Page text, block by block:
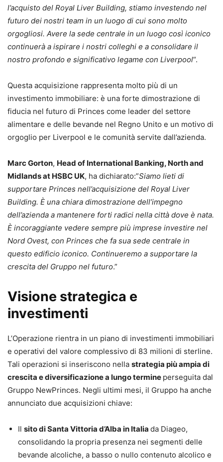
l’acquisto del Royal Liver Building, stiamo investendo nel
futuro dei nostri team in un luogo di cui sono molto
orgogliosi. Avere la sede centrale in un luogo così iconico
continuerà a ispirare i nostri colleghi e a consolidare il
nostro profondo e significativo legame con Liverpool“.
Questa acquisizione rappresenta molto più di un
investimento immobiliare: è una forte dimostrazione di
fiducia nel futuro di Princes come leader del settore
alimentare e delle bevande nel Regno Unito e un motivo di
orgoglio per Liverpool e le comunità servite dall’azienda.
Marc Gorton, Head of International Banking, North and
Midlands at HSBC UK, ha dichiarato:”Siamo lieti di
supportare Princes nell’acquisizione del Royal Liver
Building. È una chiara dimostrazione dell’impegno
dell’azienda a mantenere forti radici nella città dove è nata.
È incoraggiante vedere sempre più imprese investire nel
Nord Ovest, con Princes che fa sua sede centrale in
questo edificio iconico. Continueremo a supportare la
crescita del Gruppo nel futuro.”
Visione strategica e
investimenti
L’Operazione rientra in un piano di investimenti immobiliari
e operativi del valore complessivo di 83 milioni di sterline.
Tali operazioni si inseriscono nella strategia più ampia di
crescita e diversificazione a lungo termine perseguita dal
Gruppo NewPrinces. Negli ultimi mesi, il Gruppo ha anche
annunciato due acquisizioni chiave:
Il sito di Santa Vittoria d’Alba in Italia da Diageo,
consolidando la propria presenza nei segmenti delle
bevande alcoliche, a basso o nullo contenuto alcolico e